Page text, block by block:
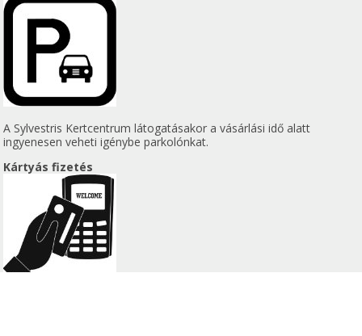
A Sylvestris Kertcentrum látogatásakor a vásárlási idő alatt
ingyenesen veheti igénybe parkolónkat.
Kártyás fizetés